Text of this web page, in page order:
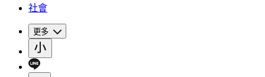
社會
更多